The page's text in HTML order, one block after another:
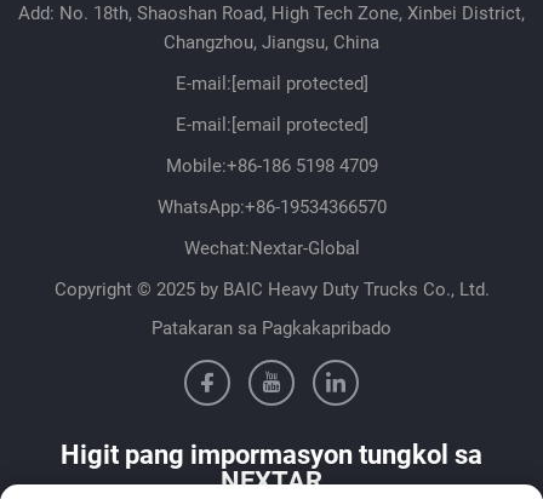
Add: No. 18th, Shaoshan Road, High Tech Zone, Xinbei District,
Changzhou, Jiangsu, China
E-mail:[email protected]
E-mail:[email protected]
Mobile:+86-186 5198 4709
WhatsApp:+86-19534366570
Wechat:Nextar-Global
Copyright © 2025 by BAIC Heavy Duty Trucks Co., Ltd.
Patakaran sa Pagkakapribado
Higit pang impormasyon tungkol sa
NEXTAR